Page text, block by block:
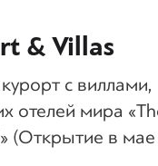
& Villas
с виллами,
отелей мира
(Открытие в мае